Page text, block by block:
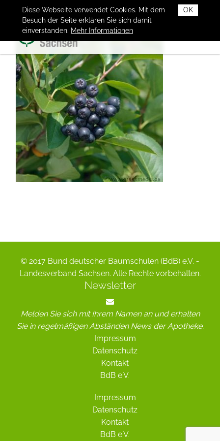
OK
Diese Webseite verwendet Cookies. Mit dem
Besuch der Seite erklären Sie sich damit
einverstanden. Mehr Informationen
© 2017 Bund deutscher Baumschulen (BdB) e.V. -
Landesverband Sachsen. Alle Rechte vorbehalten.
Newsletter
Melden Sie sich mit Ihrem Namen an und erhalten
Sie in regelmäßigen Abständen News der Apotheke.
Impressum
Datenschutz
Kontakt
BdB e.V.
Impressum
Datenschutz
Kontakt
BdB e.V.